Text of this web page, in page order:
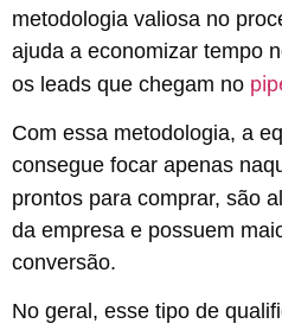
metodologia valiosa no
ajuda a economizar tempo
os leads que chegam no
Com essa metodologia, a
consegue focar apenas
prontos para comprar, são
da empresa e possuem
conversão.
No geral, esse tipo de